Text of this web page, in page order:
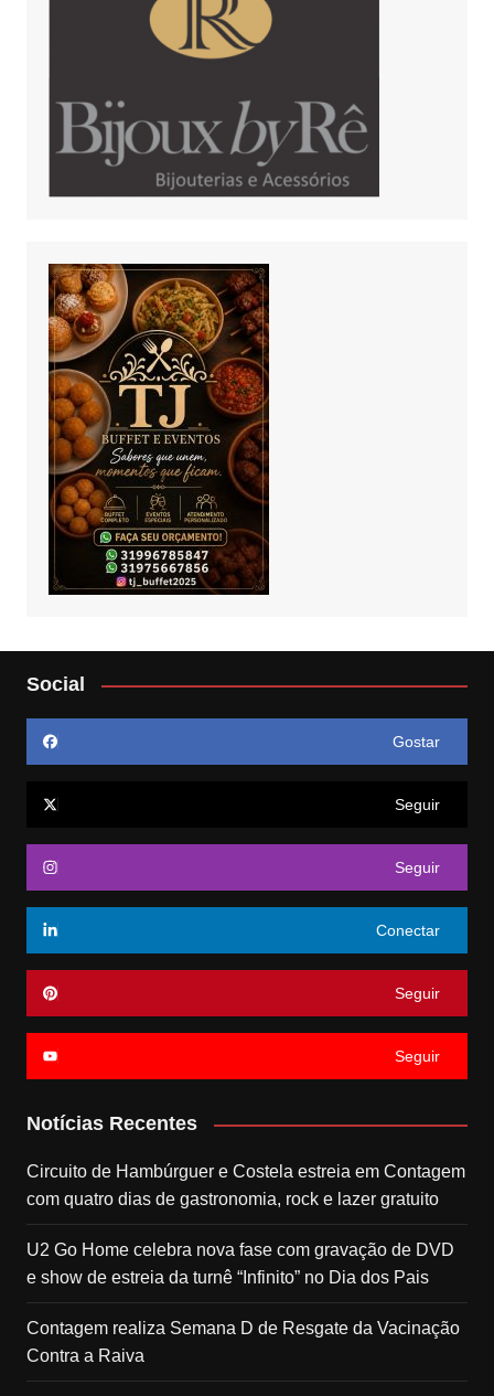
Social
Gostar
Seguir
Seguir
Conectar
Seguir
Seguir
Notícias Recentes
Circuito de Hambúrguer e Costela estreia em Contagem
com quatro dias de gastronomia, rock e lazer gratuito
U2 Go Home celebra nova fase com gravação de DVD
e show de estreia da turnê “Infinito” no Dia dos Pais
Contagem realiza Semana D de Resgate da Vacinação
Contra a Raiva